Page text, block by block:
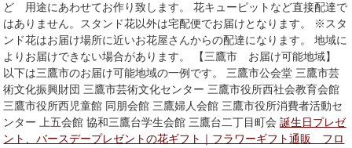
ど 用途にあわせてお作り致します。 花キューピットなど直接配達で
はありません。スタンド花以外は宅配便でお届けとなります。 ※スタ
ンド花はお届け場所に近いお花屋さんからの配達になります。 地域に
よりお届けできない場合があります。 【三鷹市 お届け可能地域】
以下は三鷹市のお届け可能地域の一例です。 三鷹市公会堂 三鷹市芸
術文化振興財団 三鷹市芸術文化センター 三鷹市役所西社会教育会館
三鷹市役所西児童館 同朋会館 三鷹婦人会館 三鷹市役所消費者活動セ
ンター 上五会館 協和三鷹台学生会館 三鷹台二丁目町会誕生日プレゼ
ント、バースデープレゼントの花ギフト｜フラワーギフト通販 フロ